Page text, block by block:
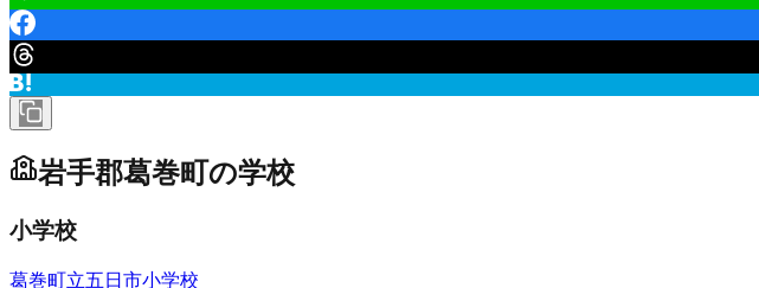
岩手郡葛巻町の学校
小学校
葛巻町立五日市小学校